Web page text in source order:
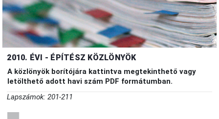
2010. ÉVI - ÉPÍTÉSZ KÖZLÖNYÖK
A közlönyök borítójára kattintva megtekinthető vagy
letölthető adott havi szám PDF formátumban.
Lapszámok: 201-211